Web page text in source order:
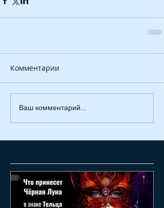
Комментарии
Ваш комментарий...